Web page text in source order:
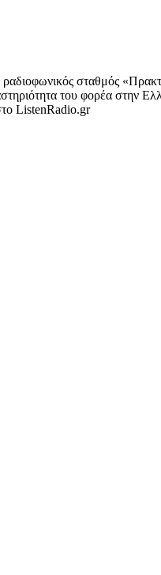
ραδιοφωνικός σταθμός
του φορέα
ListenRadio.gr